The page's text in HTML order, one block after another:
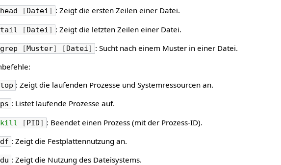
head [ Datei] : Zeigt die ersten Zeilen einer Datei.
tail [Datei ] : Zeigt die letzten Zeilen einer Datei.
grep [Muster] [Datei] : Sucht nach einem Muster in einer Datei.
top : Zeigt die laufenden Prozesse und Systemressourcen an.
ps : Listet laufende Prozesse auf.
kill [PID] : Beendet einen Prozess (mit der Prozess-ID).
df : Zeigt die Festplattennutzung an.
du : Zeigt die Nutzung des Dateisystems.